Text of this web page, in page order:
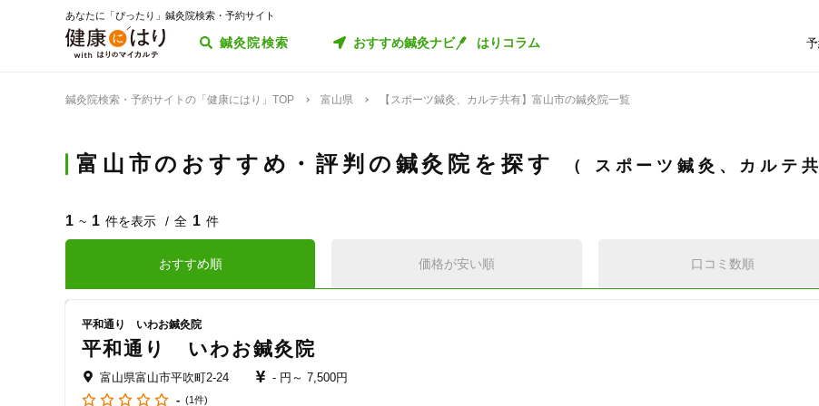
あなたに「ぴったり」鍼灸院検索・予約サイト
鍼灸院検索 おすすめ鍼灸ナビ はりコラム
鍼灸院検索・予約サイトの「健康にはり」TOP 富山県 【スポーツ鍼灸、カルテ共有】富山市の鍼灸院一覧
富山市のおすすめ・評判の鍼灸院を探す スポーツ鍼灸、カルテ
1 ~ 1 件を表示 全 1 件
おすすめ順 価格が安い順 口コミ数順
平和通り いわお鍼灸院
平和通り いわお鍼灸院
富山県富山市平吹町2-24 - 円～ 7,500円
- (1件)